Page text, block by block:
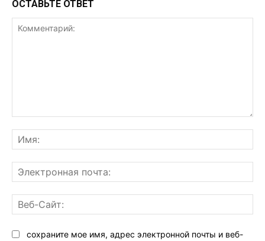
ОСТАВЬТЕ ОТВЕТ
сохраните мое имя, адрес электронной почты и веб-